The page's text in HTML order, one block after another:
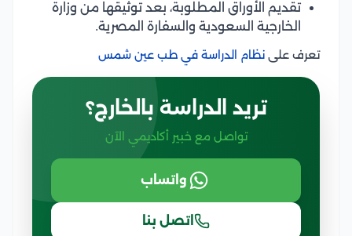
تقديم الأوراق المطلوبة، بعد توثيقها من وزارة
الخارجية السعودية والسفارة المصرية.
تعرف على نظام الدراسة في طب عين شمس
تريد الدراسة بالخارج؟
تواصل مع خبير أكاديمي الآن
واتساب
اتصل بنا